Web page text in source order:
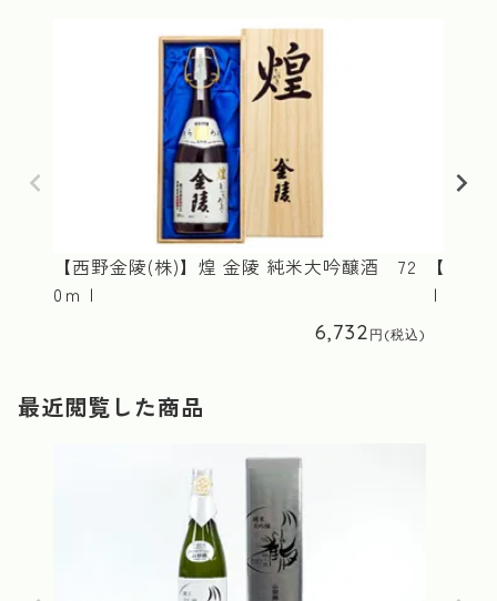
【西野金陵(株)】煌 金陵 純米大吟醸酒 72
0ｍｌ
6,732
【西
ｌ
最近閲覧した商品